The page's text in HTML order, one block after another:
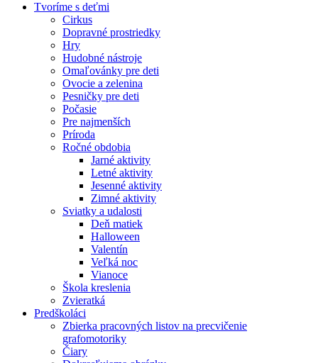
Tvoríme s deťmi
Cirkus
Dopravné prostriedky
Hry
Hudobné nástroje
Omaľovánky pre deti
Ovocie a zelenina
Pesničky pre deti
Počasie
Pre najmenších
Príroda
Ročné obdobia
Jarné aktivity
Letné aktivity
Jesenné aktivity
Zimné aktivity
Sviatky a udalosti
Deň matiek
Halloween
Valentín
Veľká noc
Vianoce
Škola kreslenia
Zvieratká
Predškoláci
Zbierka pracovných listov na precvičenie
grafomotoriky
Čiary